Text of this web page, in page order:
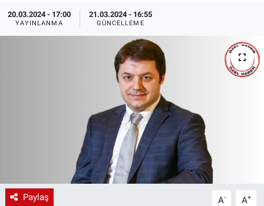
20.03.2024 - 17:00
YAYINLANMA
21.03.2024 - 16:55
GÜNCELLEME
Paylaş A- A+
Endüstri 4.0 Uygulamaları
Ağır Sanayi Çözümleri